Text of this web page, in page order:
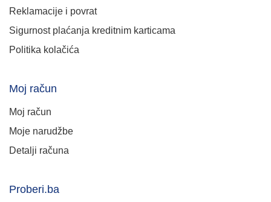
Reklamacije i povrat
Sigurnost plaćanja kreditnim karticama
Politika kolačića
Moj račun
Moj račun
Moje narudžbe
Detalji računa
Proberi.ba